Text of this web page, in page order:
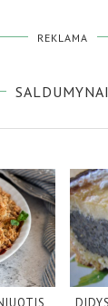
REKLAMA
SALDUMYNAI